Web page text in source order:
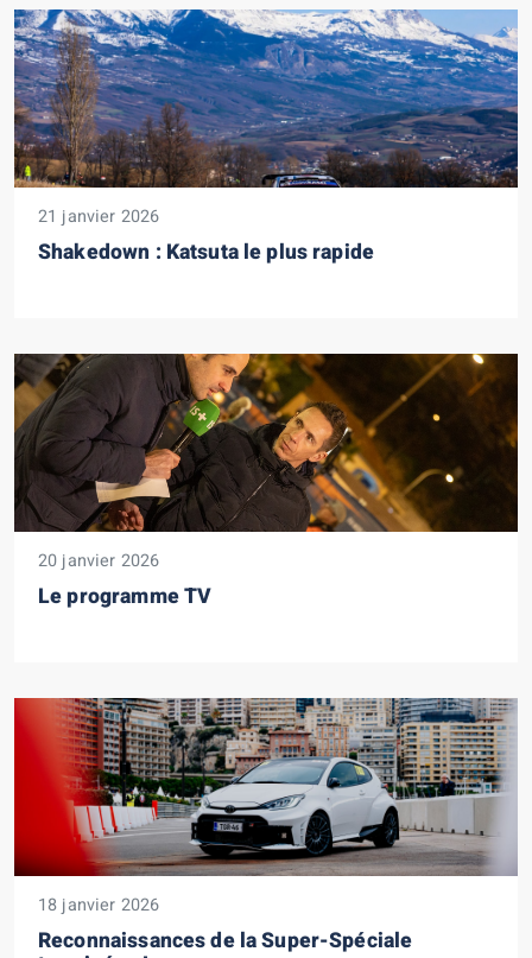
21 janvier 2026
Shakedown : Katsuta le plus rapide
20 janvier 2026
Le programme TV
18 janvier 2026
Reconnaissances de la Super-Spéciale